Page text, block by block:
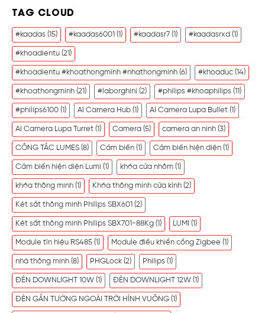
TAG CLOUD
#kaadas (15) #kaadas6001 (1) #kaadasr7 (1) #kaadasrxd (1)
#khoadientu (21)
#khoadientu #khoathongminh #nhathongminh (6) #khoaduc (14)
#khoathongminh (21) #laborghini (2) #philips #khoaphilips (11)
#philips6100 (1) AI Camera Hub (1) AI Camera Lupa Bullet (1)
AI Camera Lupa Turret (1) Camera (5) camera an ninh (3)
CÔNG TẮC LUMES (8) Cảm biến (1) Cảm biến hiện diện (1)
Cảm biến hiện diện Lumi (1) khóa cửa nhôm (1)
khóa thông minh (1) Khóa thông minh cửa kính (2)
Két sắt thông minh Philips SBX601 (2)
Két sắt thông minh Philips SBX701-88Kg (1) LUMI (1)
Module tín hiệu RS485 (1) Module điều khiển cổng Zigbee (1)
nhà thông minh (8) PHGLock (2) Philips (1)
ĐÈN DOWNLIGHT 10W (1) ĐÈN DOWNLIGHT 12W (1)
ĐÈN GẮN TƯỜNG NGOÀI TRỜI HÌNH VUÔNG (1)